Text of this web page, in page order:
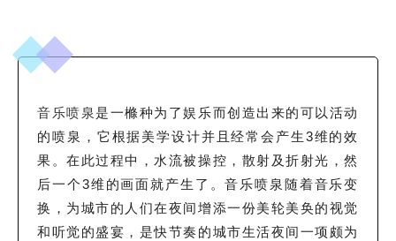
音乐喷泉是一樤种为了娱乐而创造出来的可以活动
的喷泉，它根据美学设计并且经常会产生3维的效
果。在此过程中，水流被操控，散射及折射光，然
后一个3维的画面就产生了。音乐喷泉随着音乐变
换，为城市的人们在夜间增添一份美轮美奂的视觉
和听觉的盛宴，是快节奏的城市生活夜间一项颇为